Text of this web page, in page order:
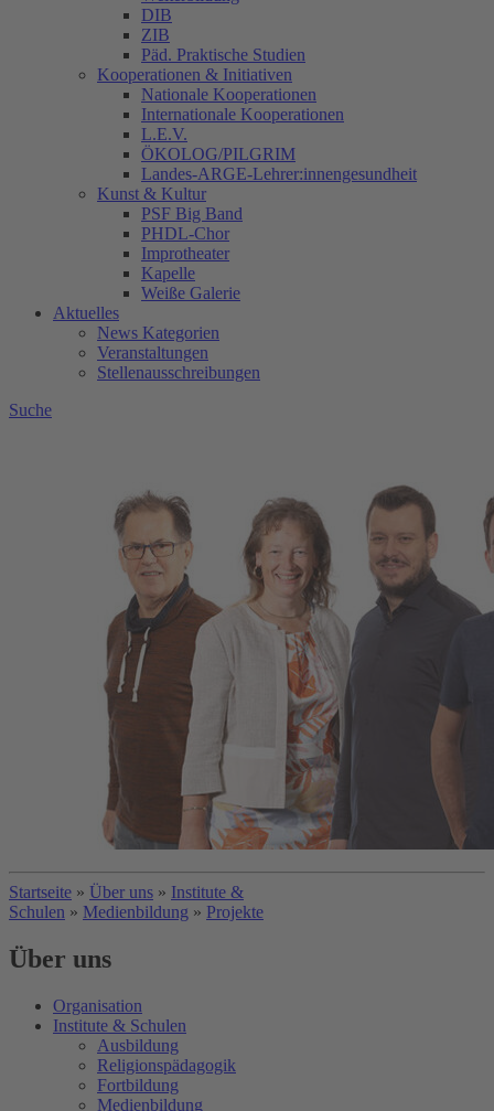
DIB
ZIB
Päd. Praktische Studien
Kooperationen & Initiativen
Nationale Kooperationen
Internationale Kooperationen
L.E.V.
ÖKOLOG/PILGRIM
Landes-ARGE-Lehrer:innengesundheit
Kunst & Kultur
PSF Big Band
PHDL-Chor
Improtheater
Kapelle
Weiße Galerie
Aktuelles
News Kategorien
Veranstaltungen
Stellenausschreibungen
Suche
Startseite » Über uns » Institute &
Schulen » Medienbildung » Projekte
Über uns
Organisation
Institute & Schulen
Ausbildung
Religionspädagogik
Fortbildung
Medienbildung